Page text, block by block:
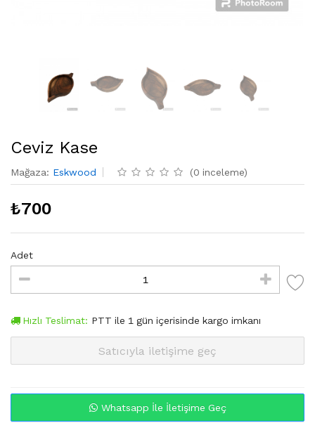
Ceviz Kase
Mağaza: Eskwood (0 inceleme)
₺700
Adet
Hızlı Teslimat: PTT ile 1gün içerisinde kargo imkanı
Satıcıyla iletişime geç
Whatsapp İle İletişime Geç